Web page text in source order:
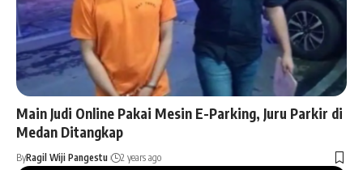
Main Judi Online Pakai Mesin E-Parking, Juru Parkir di
Medan Ditangkap
ByRagil Wiji Pangestu 2 years ago